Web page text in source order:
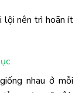
lội nên trì hoãn ít
nhau ở mỗi